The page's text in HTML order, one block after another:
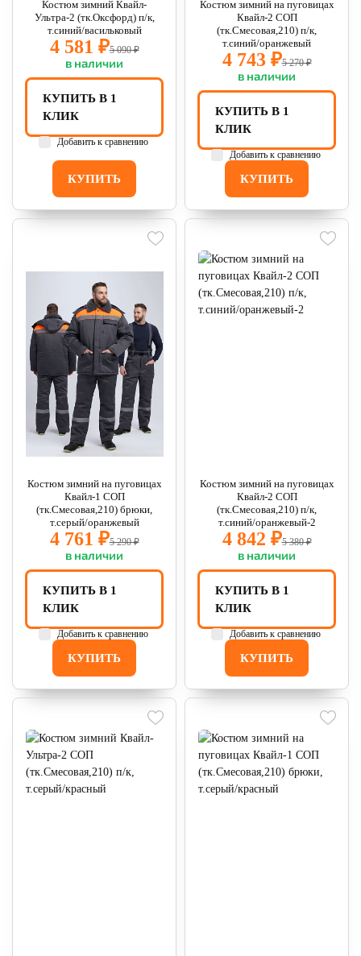
Костюм зимний Квайл-
Ультра-2 (тк.Оксфорд) п/к,
т.синий/васильковый
4 581 ₽5 090 ₽
в наличии
КУПИТЬ
КУПИТЬ В 1
КЛИК
Добавить к сравнению
Костюм зимний на пуговицах
Квайл-2 СОП
(тк.Смесовая,210) п/к,
т.синий/оранжевый
4 743 ₽5 270 ₽
в наличии
КУПИТЬ
КУПИТЬ В 1
КЛИК
Добавить к сравнению
Костюм зимний на пуговицах
Квайл-1 СОП
(тк.Смесовая,210) брюки,
т.серый/оранжевый
4 761 ₽5 290 ₽
в наличии
КУПИТЬ
КУПИТЬ В 1
КЛИК
Добавить к сравнению
Костюм зимний на пуговицах
Квайл-2 СОП
(тк.Смесовая,210) п/к,
т.синий/оранжевый-2
4 842 ₽5 380 ₽
в наличии
КУПИТЬ
КУПИТЬ В 1
КЛИК
Добавить к сравнению